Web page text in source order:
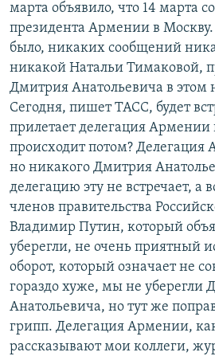
марта объявило, что 14 марта
президента Армении в
было, никаких сообщений
никакой Натальи Тимаковой,
Дмитрия Анатольевича в этом
Сегодня, пишет ТАСС, будет
прилетает делегация Армении
происходит потом? Делегация
но никакого Дмитрия
делегацию эту не встречает, а
членов правительства
Владимир Путин, который
уберегли, не очень приятный
оборот, который означает не
гораздо хуже, мы не уберегли
Анатольевича, но тут же
грипп. Делегация Армении,
рассказывают мои коллеги,